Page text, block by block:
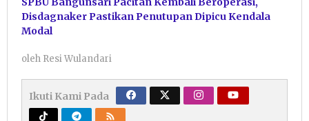
Disdagnaker Pastikan Penutupan Dipicu Kendala
Modal
oleh Resi Wulandari
Ikuti Kami Pada